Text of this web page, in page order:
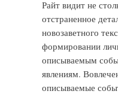
Райт видит не
отстраненное
новозаветного
формировании
описываемым
явлениям.
описываемые